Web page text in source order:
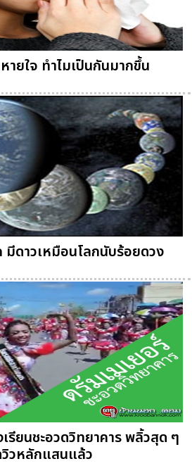
ยใจ ทำไมเป็นกันมากขึ้น
มีดาวเหมือนโลกนับร้อยดวง
รียนชะอวดวิทยาคาร พลิ้วสุด ๆ
วหลักแสนแล้ว